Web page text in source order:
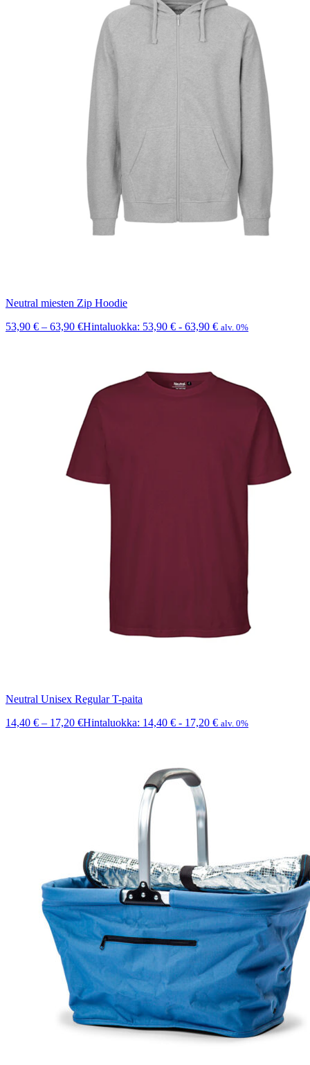
Neutral miesten Zip Hoodie
53,90 € – 63,90 €Hintaluokka: 53,90 € - 63,90 € alv. 0%
Neutral Unisex Regular T-paita
14,40 € – 17,20 €Hintaluokka: 14,40 € - 17,20 € alv. 0%